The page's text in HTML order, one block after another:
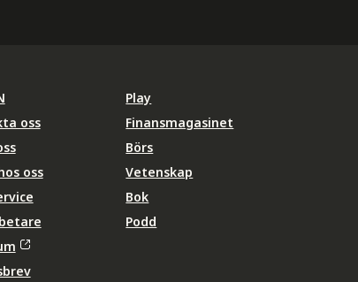
oss
oss
Play
Finansmagasinet
Börs
Vetenskap
Bok
Podd